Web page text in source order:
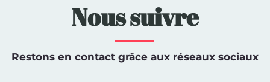
Nous suivre
Restons en contact grâce aux réseaux sociaux